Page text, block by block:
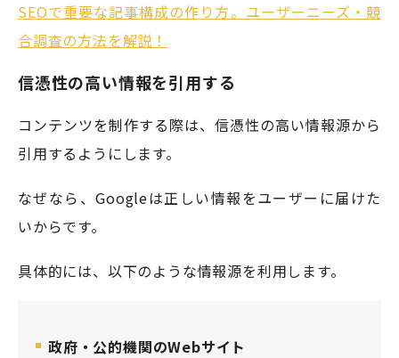
SEOで重要な記事構成の作り方。ユーザーニーズ・競
合調査の方法を解説！
信憑性の高い情報を引用する
コンテンツを制作する際は、信憑性の高い情報源から
引用するようにします。
なぜなら、Googleは正しい情報をユーザーに届けた
いからです。
具体的には、以下のような情報源を利用します。
政府・公的機関のWebサイト